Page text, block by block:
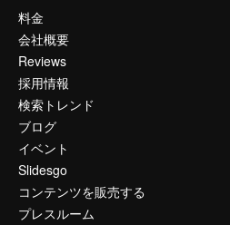
料金
会社概要
Reviews
採用情報
検索トレンド
ブログ
イベント
Slidesgo
コンテンツを販売する
プレスルーム